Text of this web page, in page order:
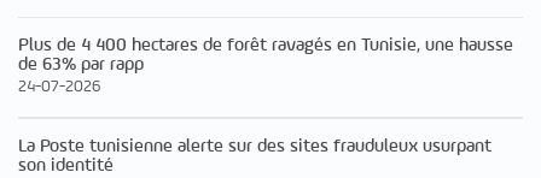
Plus de 4 400 hectares de forêt ravagés en Tunisie, une hausse
de 63% par rapp
24-07-2026
La Poste tunisienne alerte sur des sites frauduleux usurpant
son identité